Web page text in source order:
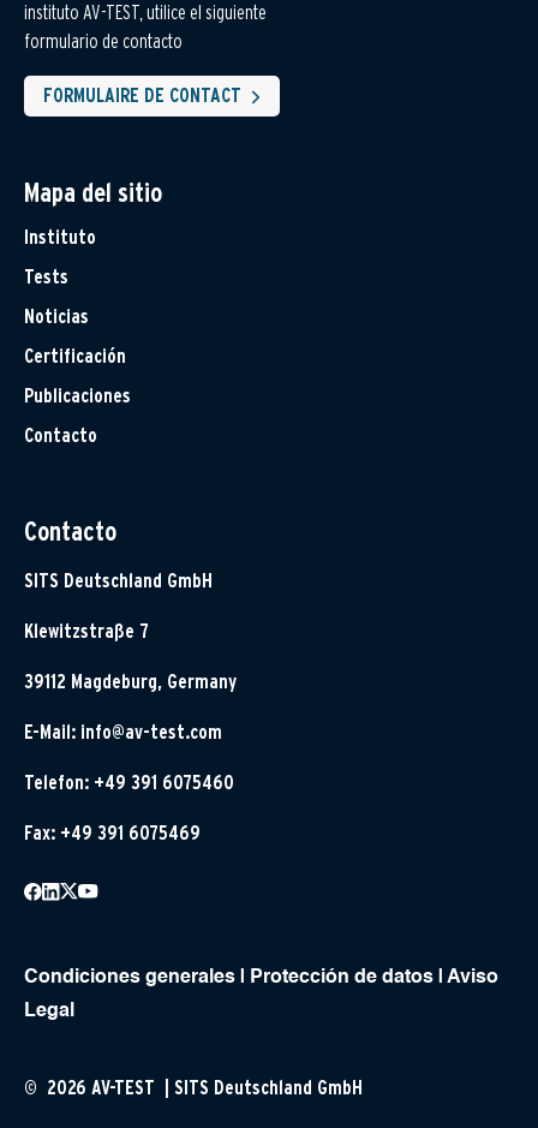
instituto AV-TEST, utilice el siguiente
formulario de contacto
FORMULAIRE DE CONTACT
Mapa del sitio
Instituto
Tests
Noticias
Certificación
Publicaciones
Contacto
Contacto
SITS Deutschland GmbH
Klewitzstraße 7
39112 Magdeburg, Germany
E-Mail: info@av-test.com
Telefon: +49 391 6075460
Fax: +49 391 6075469
Condiciones generales | Protección de datos | Aviso
Legal
© 2026 AV-TEST | SITS Deutschland GmbH